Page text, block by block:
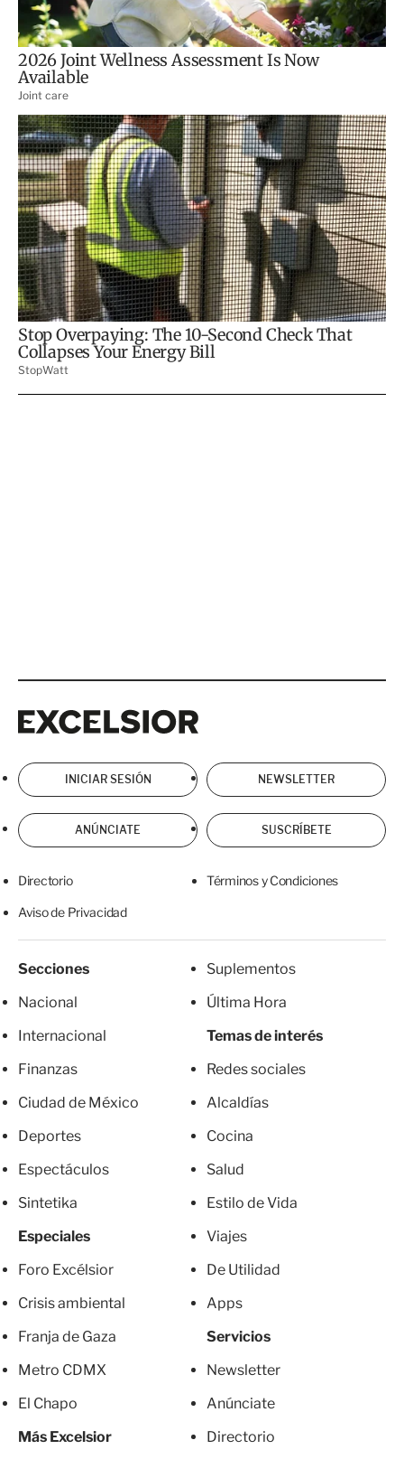
INICIAR SESIÓN NEWSLETTER
ANÚNCIATE SUSCRÍBETE
Directorio Términos y Condiciones
Aviso de Privacidad
Secciones
Nacional
Internacional
Finanzas
Ciudad de México
Deportes
Espectáculos
Sintetika
Especiales
Foro Excélsior
Crisis ambiental
Franja de Gaza
Metro CDMX
El Chapo
Más Excelsior
Suplementos
Última Hora
Temas de interés
Redes sociales
Alcaldías
Cocina
Salud
Estilo de Vida
Viajes
De Utilidad
Apps
Servicios
Newsletter
Anúnciate
Directorio